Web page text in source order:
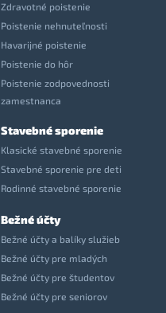
Zdravotné poistenie
Poistenie nehnuteľnosti
Havarijné poistenie
Poistenie do hôr
Poistenie zodpovednosti
zamestnanca
Stavebné sporenie
Klasické stavebné sporenie
Stavebné sporenie pre deti
Rodinné stavebné sporenie
Bežné účty
Bežné účty a balíky služieb
Bežné účty pre mladých
Bežné účty pre študentov
Bežné účty pre seniorov